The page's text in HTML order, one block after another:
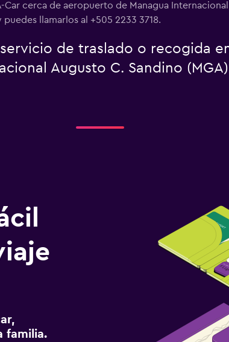
cerca de aeropuerto de Managua
llamarlos al +505 2233 3718.
de traslado o recogida
Augusto C. Sandino
familia.